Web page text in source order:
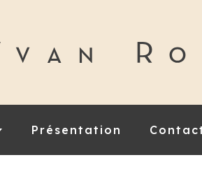
Présentation